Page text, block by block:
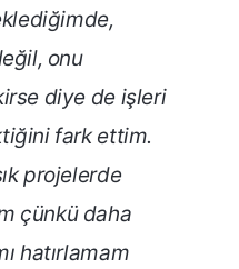
onu
diye de işleri
fark ettim.
projelerde
çünkü daha
hatırlamam